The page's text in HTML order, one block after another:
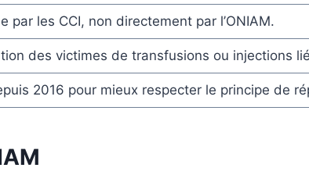
par les CCI, non directement par l’ONIAM.
des victimes de transfusions ou injections
2016 pour mieux respecter le principe de